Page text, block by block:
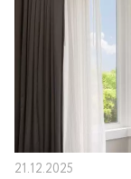
21.12.2025